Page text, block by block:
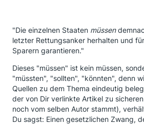
"Die einzelnen Staaten müssen
letzter Rettungsanker herhalten und
Sparern garantieren."
Dieses "müssen" ist kein müssen,
"müssten", "sollten", "könnten", denn
Quellen zu dem Thema eindeutig
der von Dir verlinkte Artikel zu
noch vom selben Autor stammt),
Du sagst: Einen gesetzlichen Zwang,